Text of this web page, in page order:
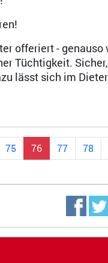
offeriert -
Tüchtigkeit.
lässt sich im
75 76 77 78